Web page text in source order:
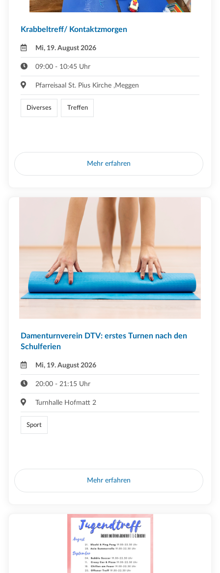
Krabbeltreff/ Kontaktzmorgen
Mi, 19. August 2026
09:00 - 10:45 Uhr
Pfarreisaal St. Pius Kirche ,Meggen
Diverses Treffen
Mehr erfahren
Damenturnverein DTV: erstes Turnen nach den
Schulferien
Mi, 19. August 2026
20:00 - 21:15 Uhr
Turnhalle Hofmatt 2
Sport
Mehr erfahren